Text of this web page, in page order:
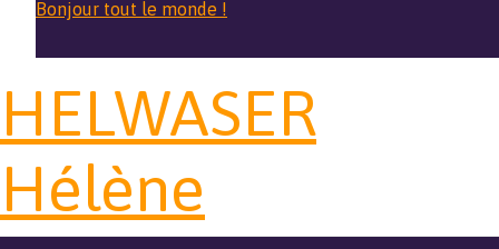
Bonjour tout le monde !
HELWASER
Hélène